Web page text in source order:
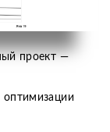
проект —